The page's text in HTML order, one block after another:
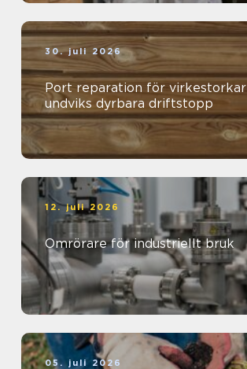
30. juli 2026
Port reparation för virkestorkar så
undviks dyrbara driftstopp
12. juli 2026
Omrörare för industriellt bruk
05. juli 2026